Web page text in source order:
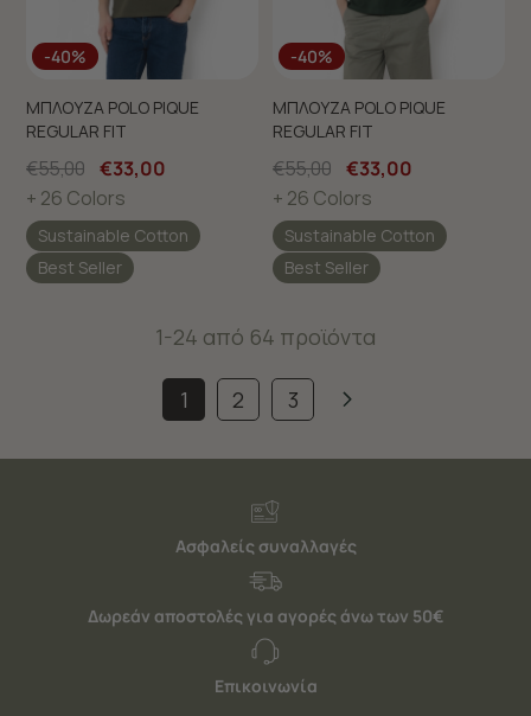
-40%
ΜΠΛΟΥΖΑ POLO PIQUE
REGULAR FIT
€55,00 €33,00
+ 26 Colors
Sustainable Cotton
Best Seller
-40%
ΜΠΛΟΥΖΑ POLO PIQUE
REGULAR FIT
€55,00 €33,00
+ 26 Colors
Sustainable Cotton
Best Seller
1-24 από 64 προϊόντα
1 2 3
Ασφαλείς συναλλαγές
Δωρεάν αποστολές για αγορές άνω των 50€
Επικοινωνία